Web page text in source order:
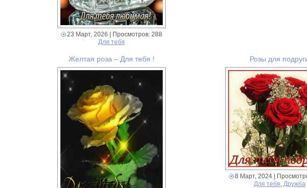
23 Март, 2026 | Просмотров: 288
Для тебя
Желтая роза – Для тебя ! Розы для
8 Март, 2024 |
Для тебя, Дружба